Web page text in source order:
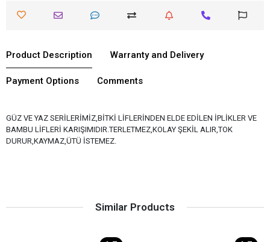
Product Description Warranty and Delivery
Payment Options Comments
GÜZ VE YAZ SERİLERİMİZ,BİTKİ LİFLERİNDEN ELDE EDİLEN İPLİKLER VE
BAMBU LİFLERİ KARIŞIMIDIR.TERLETMEZ,KOLAY ŞEKİL ALIR,TOK
DURUR,KAYMAZ,ÜTÜ İSTEMEZ.
Similar Products